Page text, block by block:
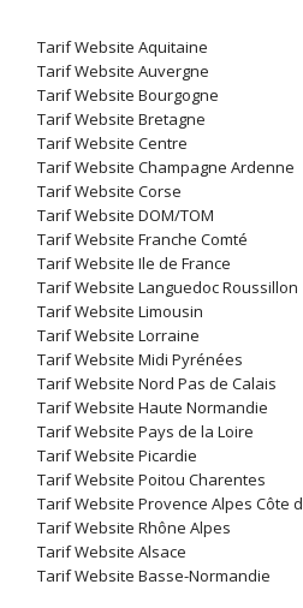
Tarif Website Aquitaine
Tarif Website Auvergne
Tarif Website Bourgogne
Tarif Website Bretagne
Tarif Website Centre
Tarif Website Champagne Ardenne
Tarif Website Corse
Tarif Website DOM/TOM
Tarif Website Franche Comté
Tarif Website Ile de France
Tarif Website Languedoc Roussillon
Tarif Website Limousin
Tarif Website Lorraine
Tarif Website Midi Pyrénées
Tarif Website Nord Pas de Calais
Tarif Website Haute Normandie
Tarif Website Pays de la Loire
Tarif Website Picardie
Tarif Website Poitou Charentes
Tarif Website Provence Alpes Côte
Tarif Website Rhône Alpes
Tarif Website Alsace
Tarif Website Basse-Normandie